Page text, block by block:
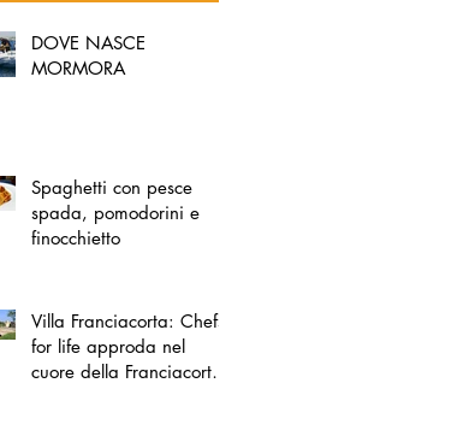
DOVE NASCE
MORMORA
Spaghetti con pesce
spada, pomodorini e
finocchietto
Villa Franciacorta: Chefs
for life approda nel
cuore della Franciacorta,